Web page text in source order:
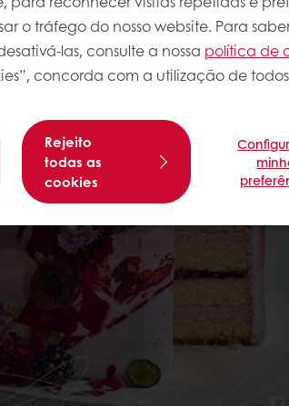
o tráfego do nosso website. Para
las, consulte a nossa política de
concorda com a utilização de
Rejeito
todas as
cookies